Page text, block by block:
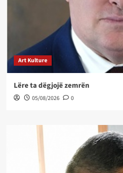
Art Kulture
Lëre ta dëgjojë zemrën
05/08/2026 0